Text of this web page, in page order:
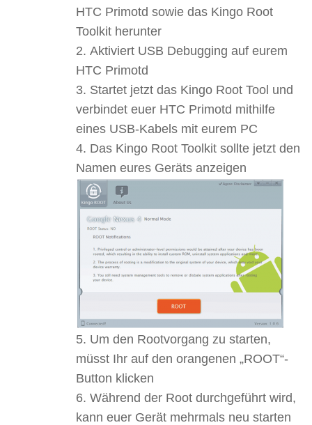
HTC Primotd sowie das Kingo Root
Toolkit herunter
Aktiviert USB Debugging auf eurem
HTC Primotd
Startet jetzt das Kingo Root Tool und
verbindet euer HTC Primotd mithilfe
eines USB-Kabels mit eurem PC
Das Kingo Root Toolkit sollte jetzt den
Namen eures Geräts anzeigen
Um den Rootvorgang zu starten,
müsst Ihr auf den orangenen „ROOT“-
Button klicken
Während der Root durchgeführt wird,
kann euer Gerät mehrmals neu starten